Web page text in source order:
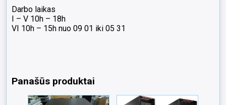
Darbo laikas
I – V 10h – 18h
VI 10h – 15h nuo 09 01 iki 05 31
Panašūs produktai